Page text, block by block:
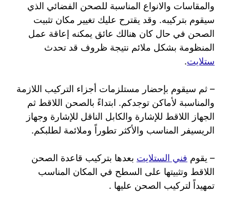
والمقاسات والانواع المناسبة للصحن الفضائي الذي
سيقوم بتركيبه. وقد يقترح عليك تغيير مكان تثبيت
الصحن في حال كان هنالك عائق يمكنه إعاقة عمل
المنظومة بشكل ملائم نتيجة ظروف قد تحدث
ستلايت.
– ثم سيقوم بإحضار مستلزمات أجزاء التركيب اللازمة
والمناسبة لأماكن توجدكم. ابتداءً بالصحن اللاقط ثم
الجهاز اللاقط للإشارة والكابل الناقل للإشارة وجهاز
الريسيفر المناسب والأكثر تطوراً وملائمة لطلبكم.
– يقوم فني الستلايت بعدها بتركيب قاعدة الصحن
اللاقط وتثبيتها على السطح في المكان المناسب
تمهيداً لتركيب الصحن عليها .